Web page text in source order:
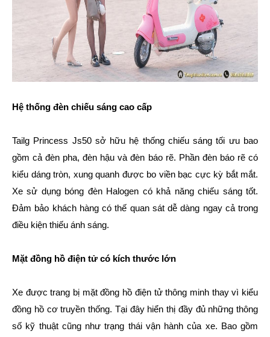
Hệ thống đèn chiếu sáng cao cấp
Tailg Princess Js50 sở hữu hệ thống chiếu sáng tối ưu bao
gồm cả đèn pha, đèn hậu và đèn báo rẽ. Phần đèn báo rẽ có
kiểu dáng tròn, xung quanh được bo viền bạc cực kỳ bắt mắt.
Xe sử dụng bóng đèn Halogen có khả năng chiếu sáng tốt.
Đảm bảo khách hàng có thế quan sát dễ dàng ngay cả trong
điều kiện thiếu ánh sáng.
Mặt đồng hồ điện tử có kích thước lớn
Xe được trang bị mặt đồng hồ điện tử thông minh thay vì kiểu
đồng hồ cơ truyền thống. Tại đây hiển thị đầy đủ những thông
số kỹ thuật cũng như trạng thái vận hành của xe. Bao gồm